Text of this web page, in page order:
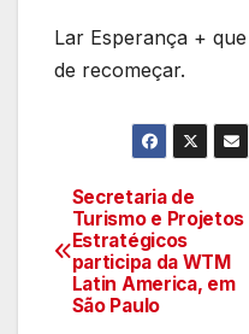
Lar Esperança +
de recomeçar.
Navegação
de
artigos
Secretaria de
Turismo e Projetos
Estratégicos
participa da WTM
Latin America, em
São Paulo